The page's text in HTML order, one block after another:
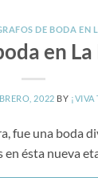
DE BODA EN
en La
2022 BY
fue una boda
ésta nueva